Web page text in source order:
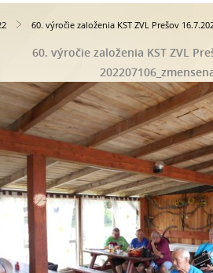
60. výročie založenia KST ZVL Prešov
60. výročie založenia KST ZVL